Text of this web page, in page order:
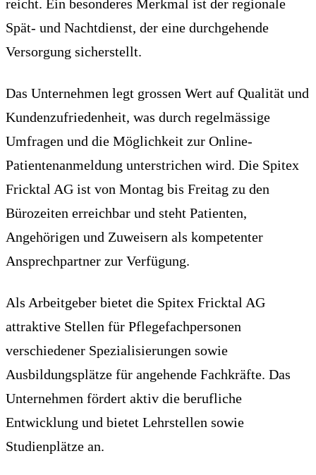
reicht. Ein besonderes Merkmal ist der regionale
Spät- und Nachtdienst, der eine durchgehende
Versorgung sicherstellt.
Das Unternehmen legt grossen Wert auf Qualität und
Kundenzufriedenheit, was durch regelmässige
Umfragen und die Möglichkeit zur Online-
Patientenanmeldung unterstrichen wird. Die Spitex
Fricktal AG ist von Montag bis Freitag zu den
Bürozeiten erreichbar und steht Patienten,
Angehörigen und Zuweisern als kompetenter
Ansprechpartner zur Verfügung.
Als Arbeitgeber bietet die Spitex Fricktal AG
attraktive Stellen für Pflegefachpersonen
verschiedener Spezialisierungen sowie
Ausbildungsplätze für angehende Fachkräfte. Das
Unternehmen fördert aktiv die berufliche
Entwicklung und bietet Lehrstellen sowie
Studienplätze an.